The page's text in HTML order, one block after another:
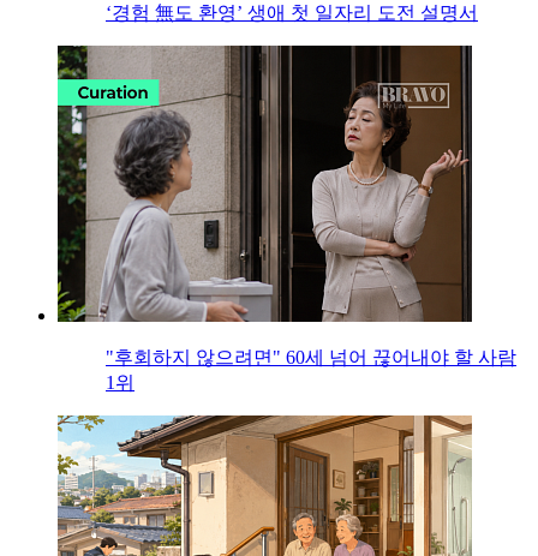
‘경험 無도 환영’ 생애 첫 일자리 도전 설명서
"후회하지 않으려면" 60세 넘어 끊어내야 할 사람
1위